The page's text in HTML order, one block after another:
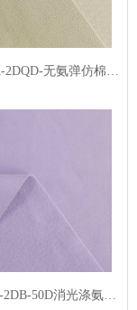
HKPK183A-2DQD-无氨弹仿棉暖阳细格-吸光发热
HKPK115E-2DB-50D消光涤氨PK起绒布-吸光发热